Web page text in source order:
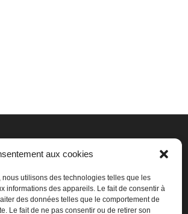
aux cookies
utilisons des technologies telles que les
informations des appareils. Le fait de consentir à
des données telles que le comportement de
Le fait de ne pas consentir ou de retirer son